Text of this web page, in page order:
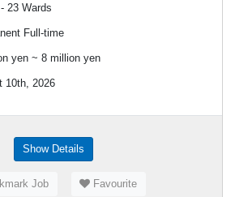
23 Wards
Full-time
yen ~ 8 million yen
10th, 2026
Show Details
Job Favourite